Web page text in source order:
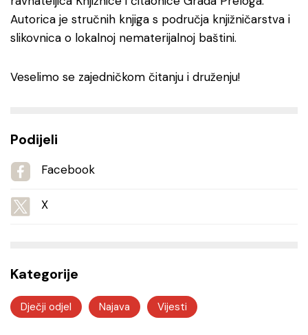
Autorica je stručnih knjiga s područja knjižničarstva i
slikovnica o lokalnoj nematerijalnoj baštini.
Veselimo se zajedničkom čitanju i druženju!
Podijeli
Facebook
X
Kategorije
Dječji odjel Najava Vijesti